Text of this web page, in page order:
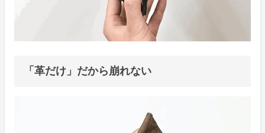
「革だけ」だから崩れない